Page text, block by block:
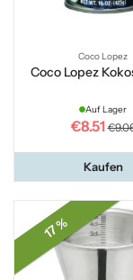
Coco Lopez
Coco Lopez
Auf Lager
€8.51
Kaufen
17 %